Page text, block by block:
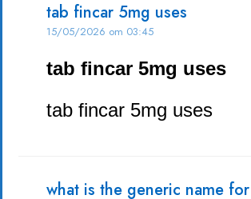
tab fincar 5mg uses
15/05/2026 om 03:45
tab fincar 5mg uses
tab fincar 5mg uses
what is the generic name